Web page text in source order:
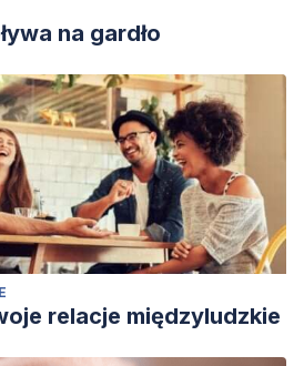
na gardło
relacje międzyludzkie